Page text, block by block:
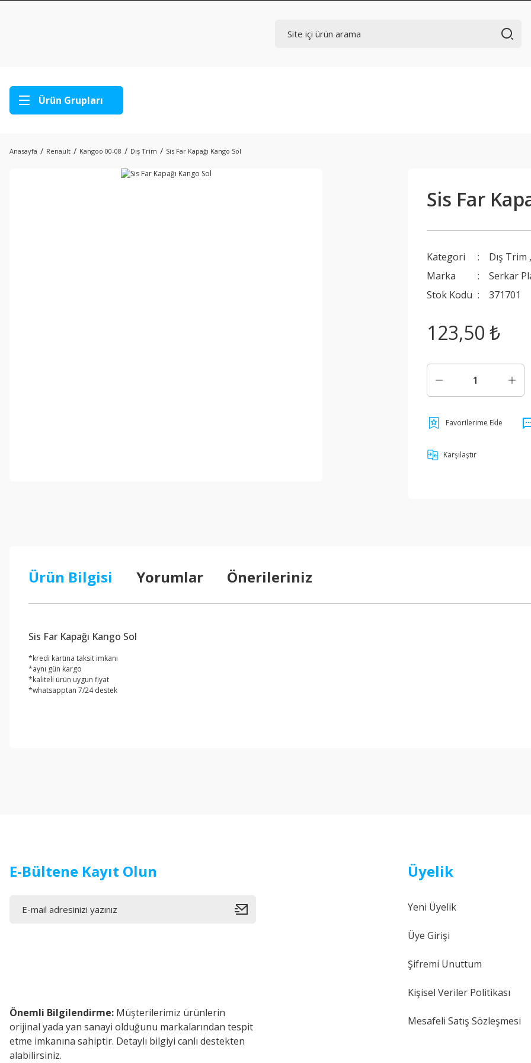
Ürün Grupları
Anasayfa Renault Kangoo 00-08 Dış Trim Sis Far Kapağı Kango Sol
Sis Far
Kategori Dış Trim ,
Marka
Serkar
Stok Kodu
371701
123,50 ₺
Karşılaştır
Ürün Bilgisi Yorumlar Önerileriniz
Sis Far Kapağı Kango Sol
*kredi kartına taksit imkanı
*aynı gün kargo
*kaliteli ürün uygun fiyat
*whatsapptan 7/24 destek
E-Bültene Kayıt Olun
Önemli Bilgilendirme: Müşterilerimiz ürünlerin
orijinal yada yan sanayi olduğunu markalarından tespit
etme imkanına sahiptir. Detaylı bilgiyi canlı destekten
alabilirsiniz.
Üyelik
Yeni Üyelik
Üye Girişi
Şifremi Unuttum
Kişisel Veriler Politikası
Mesafeli Satış Sözleşmesi